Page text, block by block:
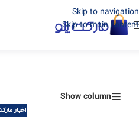
Skip to navigation
Skip to main content
Show column
اخبار